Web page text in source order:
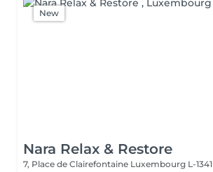
New
Nara Relax & Restore
7, Place de Clairefontaine Luxembourg L-1341